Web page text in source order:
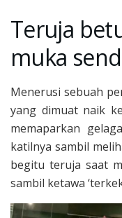
Teruja
muka
Menerusi sebuah
yang dimuat naik
memaparkan
katilnya sambil
begitu teruja saat
sambil ketawa